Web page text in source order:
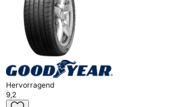
Hervorragend
9,2